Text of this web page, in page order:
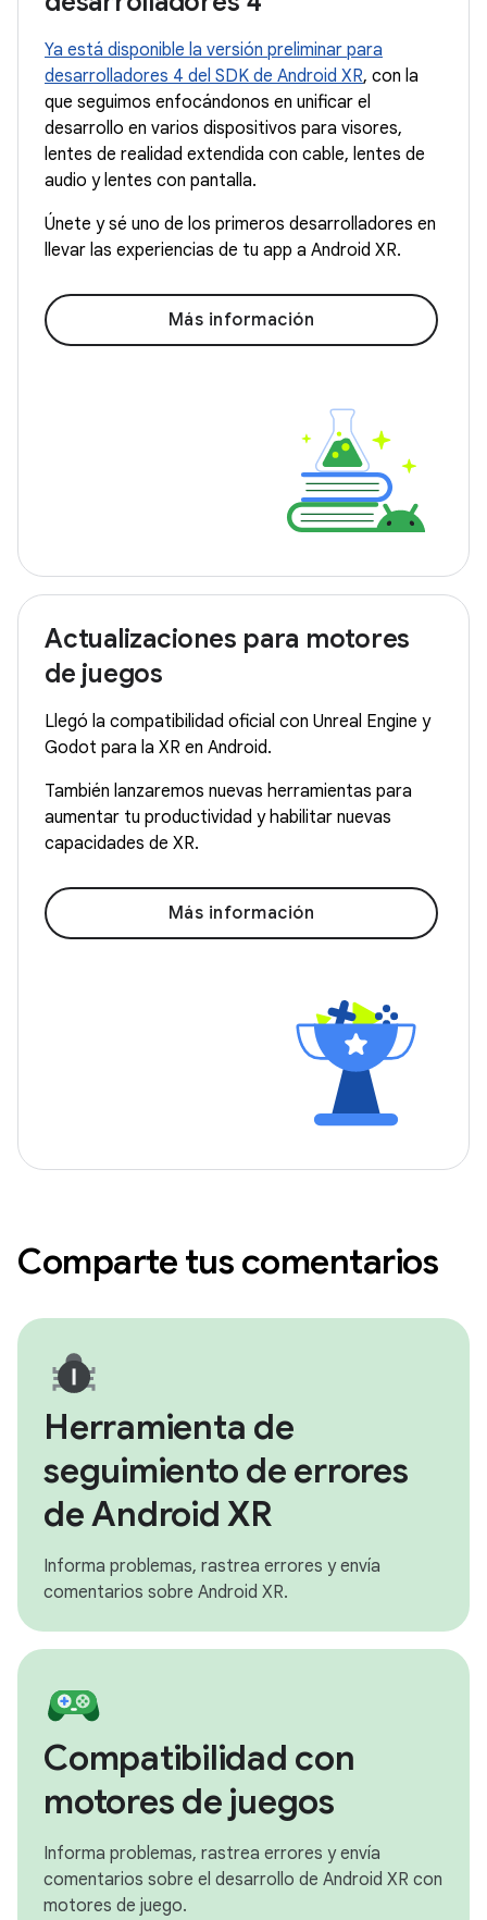
Ya está disponible la versión preliminar para
desarrolladores 4 del SDK de Android XR, con la
que seguimos enfocándonos en unificar el
desarrollo en varios dispositivos para visores,
lentes de realidad extendida con cable, lentes de
audio y lentes con pantalla.
Únete y sé uno de los primeros desarrolladores en
llevar las experiencias de tu app a Android XR.
Más información
Actualizaciones para motores
de juegos
Llegó la compatibilidad oficial con Unreal Engine y
Godot para la XR en Android.
También lanzaremos nuevas herramientas para
aumentar tu productividad y habilitar nuevas
capacidades de XR.
Más información
Comparte tus comentarios
Herramienta de
seguimiento de errores
de Android XR
Informa problemas, rastrea errores y envía
comentarios sobre Android XR.
Compatibilidad con
motores de juegos
Informa problemas, rastrea errores y envía
comentarios sobre el desarrollo de Android XR con
motores de juego.